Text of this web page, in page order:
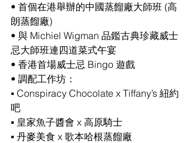
• 首個在港舉辦的中國蒸餾廠大師班 (高
朗蒸餾廠)
• 與 Michiel Wigman 品鑑古典珍藏威士
忌大師班連四道菜式午宴
• 香港首場威士忌 Bingo 遊戲
• 調配工作坊：
▪ Conspiracy Chocolate x Tiffany’s 紐約
吧
▪ 皇家魚子醬會 x 高原騎士
▪ 丹麥美食 x 歌本哈根蒸餾廠